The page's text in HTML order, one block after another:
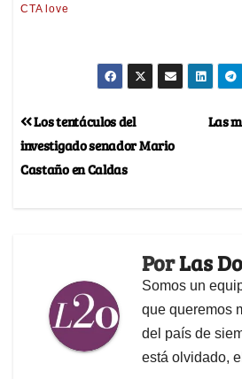
Las
Los tentáculos del
investigado senador Mario
Castaño en Caldas
PorLas
Somos un
que queremos
del país de
está olvidado,